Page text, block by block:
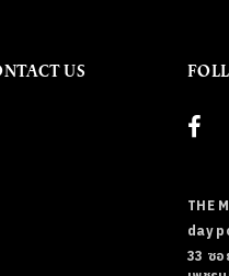
US
THE
day
33 ซ